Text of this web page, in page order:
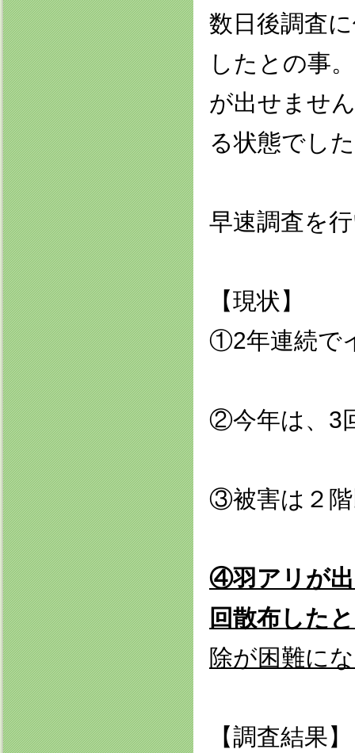
数日後調査
したとの事
が出せませ
る状態でし
早速調査を
【現状】
①2年連続で
②今年は、3
③被害は２
④羽アリが出
回散布した
除が困難に
【調査結果】